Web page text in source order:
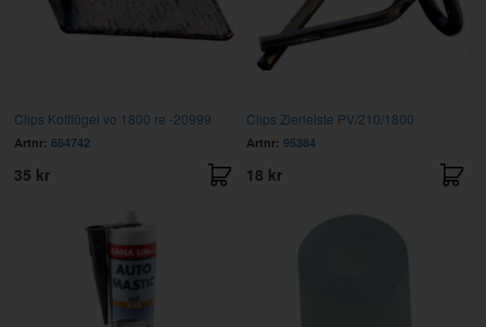
Clips Kotflügel vo 1800 re -20999
Artnr: 664742
35 kr
Clips Zierleiste PV/210/1800
Artnr: 95384
18 kr